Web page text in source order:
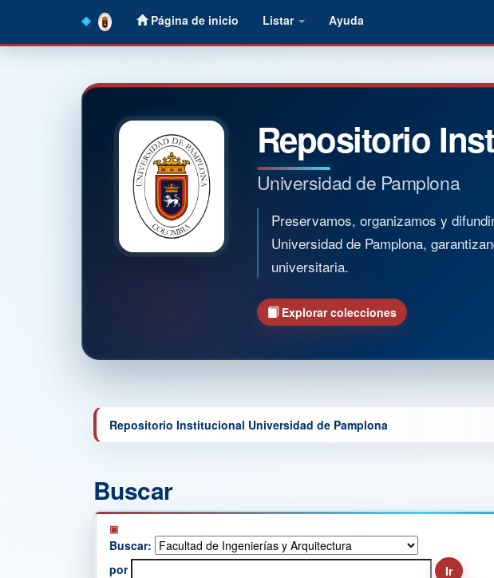
Página de inicio Listar Ayuda
Repositorio
Universidad de Pamplona
Preservamos, organizamos y
Universidad de Pamplona,
universitaria.
Explorar colecciones
Repositorio Institucional Universidad de Pamplona
Buscar
Buscar:
por